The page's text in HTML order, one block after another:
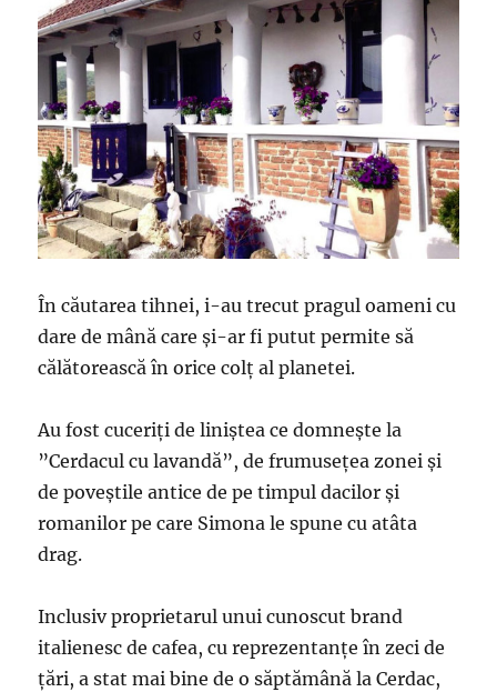
În căutarea tihnei, i-au trecut pragul oameni cu
dare de mână care și-ar fi putut permite să
călătorească în orice colț al planetei.
Au fost cuceriți de liniștea ce domnește la
”Cerdacul cu lavandă”, de frumusețea zonei și
de poveștile antice de pe timpul dacilor și
romanilor pe care Simona le spune cu atâta
drag.
Inclusiv proprietarul unui cunoscut brand
italienesc de cafea, cu reprezentanțe în zeci de
țări, a stat mai bine de o săptămână la Cerdac,